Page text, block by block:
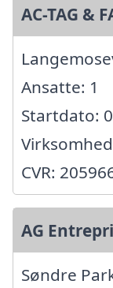
AC-TAG &
Ansatte: 1
Startdato:
CVR:
AG
Søndre